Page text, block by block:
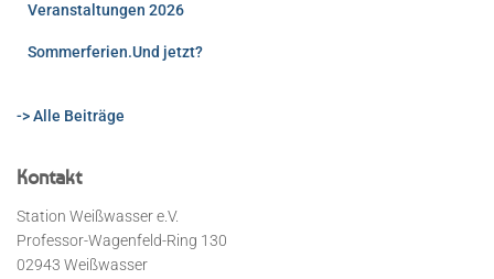
Veranstaltungen 2026
Sommerferien.Und jetzt?
-> Alle Beiträge
Kontakt
Station Weißwasser e.V.
Professor-Wagenfeld-Ring 130
02943 Weißwasser